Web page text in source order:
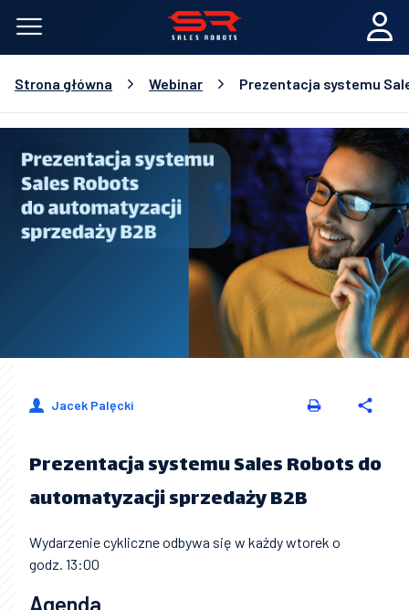
Strona główna Webinar Prezentacja systemu
Jacek Palęcki
Prezentacja systemu Sales Robots do
automatyzacji sprzedaży B2B
Wydarzenie cykliczne odbywa się w każdy wtorek o
godz. 13:00
Agenda